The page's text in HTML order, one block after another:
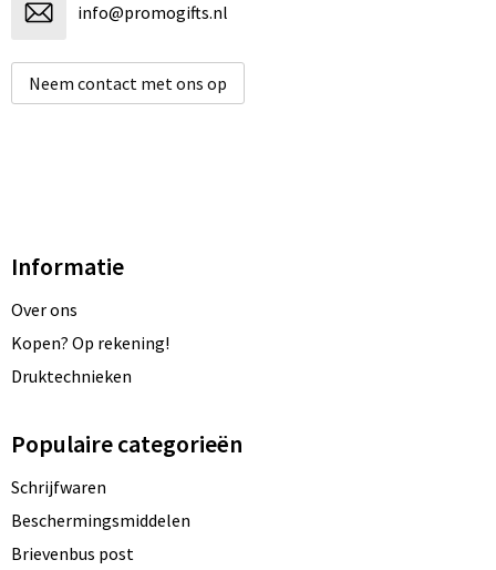
info@promogifts.nl
Neem contact met ons op
Informatie
Over ons
Kopen? Op rekening!
Druktechnieken
Populaire categorieën
Schrijfwaren
Beschermingsmiddelen
Brievenbus post